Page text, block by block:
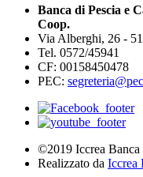
Banca di Pescia e
Coop.
Via Alberghi, 26 -
Tel. 0572/45941
CF: 00158450478
PEC:
©2019 Iccrea Banca
Realizzato da Iccrea